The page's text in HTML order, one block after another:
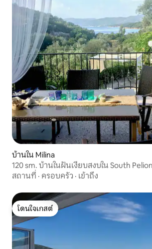
บ้านใน Milina
120 sm. บ้านในฝันเงียบสงบใน South Pelion
สถานที่ · ครอบครัว · เข้าถึง
โดนใจเกสต์
โดนใจเกสต์